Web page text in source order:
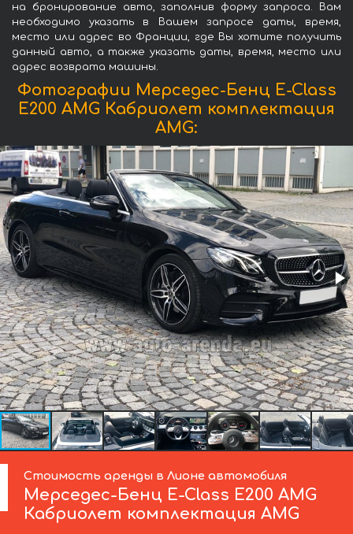
на бронирование авто, заполнив форму запроса. Вам
необходимо указать в Вашем запросе даты, время,
место или адрес во Франции, где Вы хотите получить
данный авто, а также указать даты, время, место или
адрес возврата машины.
Фотографии Мерседес-Бенц E-Class
E200 AMG Кабриолет комплектация
AMG:
Стоимость аренды в Лионе автомобиля
Мерседес-Бенц E-Class E200 AMG
Кабриолет комплектация AMG